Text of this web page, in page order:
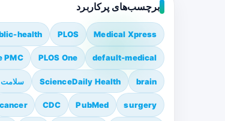
برچسب‌های پرکاربرد
Medical Xpress
PLOS
health
default-medical
PLOS One
PMC
brain
ScienceDaily Health
surgery
PubMed
CDC
cancer